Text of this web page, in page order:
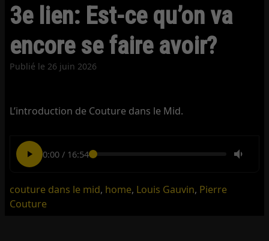
3e lien: Est-ce qu’on va
encore se faire avoir?
Publié le 26 juin 2026
L’introduction de Couture dans le Mid.
0:00/ 16:54
couture dans le mid, home, Louis Gauvin, Pierre
Couture